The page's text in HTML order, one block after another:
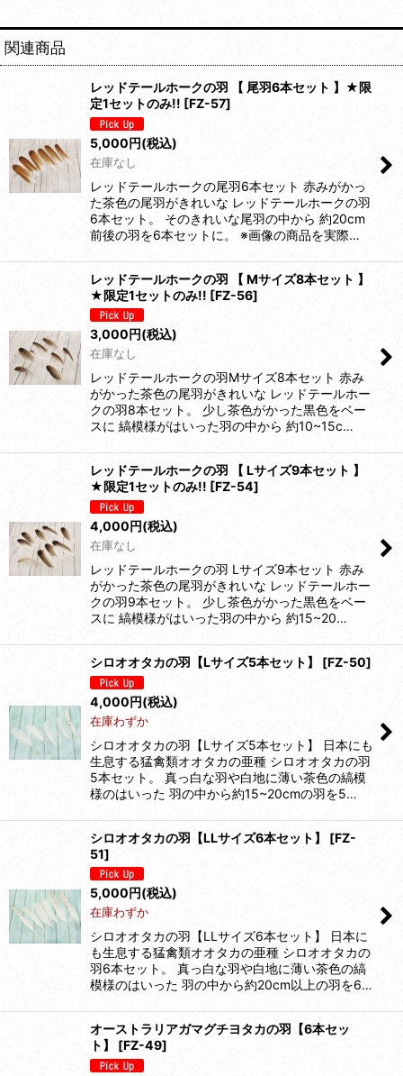
関連商品
レッドテールホークの羽 【 尾羽6本セット 】★限
定1セットのみ!! [FZ-57]
5,000円(税込)
在庫なし
レッドテールホークの尾羽6本セット 赤みがかっ
た茶色の尾羽がきれいな レッドテールホークの羽
6本セット。 そのきれいな尾羽の中から 約20cm
前後の羽を6本セットに。 ※画像の商品を実際…
レッドテールホークの羽 【 Mサイズ8本セット 】
★限定1セットのみ!! [FZ-56]
3,000円(税込)
在庫なし
レッドテールホークの羽Mサイズ8本セット 赤み
がかった茶色の尾羽がきれいな レッドテールホー
クの羽8本セット。 少し茶色がかった黒色をベー
スに 縞模様がはいった羽の中から 約10~15c…
レッドテールホークの羽 【 Lサイズ9本セット 】
★限定1セットのみ!! [FZ-54]
4,000円(税込)
在庫なし
レッドテールホークの羽 Lサイズ9本セット 赤み
がかった茶色の尾羽がきれいな レッドテールホー
クの羽9本セット。 少し茶色がかった黒色をベー
スに 縞模様がはいった羽の中から 約15~20…
シロオオタカの羽【Lサイズ5本セット】 [FZ-50]
4,000円(税込)
在庫わずか
シロオオタカの羽【Lサイズ5本セット】 日本にも
生息する猛禽類オオタカの亜種 シロオオタカの羽
5本セット。 真っ白な羽や白地に薄い茶色の縞模
様のはいった 羽の中から約15~20cmの羽を5…
シロオオタカの羽【LLサイズ6本セット】 [FZ-
51]
5,000円(税込)
在庫わずか
シロオオタカの羽【LLサイズ6本セット】 日本に
も生息する猛禽類オオタカの亜種 シロオオタカの
羽6本セット。 真っ白な羽や白地に薄い茶色の縞
模様のはいった 羽の中から約20cm以上の羽を6…
オーストラリアガマグチヨタカの羽【6本セッ
ト】
[FZ-49]